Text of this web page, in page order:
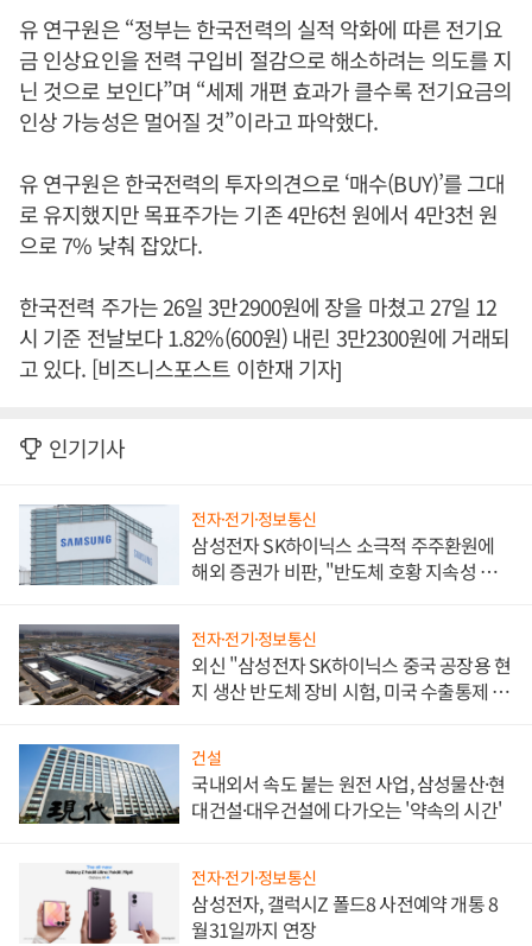
유 연구원은 “정부는 한국전력의 실적 악화에 따른 전기요
금 인상요인을 전력 구입비 절감으로 해소하려는 의도를 지
닌 것으로 보인다”며 “세제 개편 효과가 클수록 전기요금의
인상 가능성은 멀어질 것”이라고 파악했다.
유 연구원은 한국전력의 투자의견으로 ‘매수(BUY)’를 그대
로 유지했지만 목표주가는 기존 4만6천 원에서 4만3천 원
으로 7% 낮춰 잡았다.
한국전력 주가는 26일 3만2900원에 장을 마쳤고 27일 12
시 기준 전날보다 1.82%(600원) 내린 3만2300원에 거래되
고 있다. [비즈니스포스트 이한재 기자]
인기기사
전자·전기·정보통신
삼성전자 SK하이닉스 소극적 주주환원에
해외 증권가 비판, "반도체 호황 지속성 의
전자·전기·정보통신
외신 "삼성전자 SK하이닉스 중국 공장용 현
지 생산 반도체 장비 시험, 미국 수출통제 대
건설
국내외서 속도 붙는 원전 사업, 삼성물산·현
대건설·대우건설에 다가오는 '약속의 시간'
전자·전기·정보통신
삼성전자, 갤럭시Z 폴드8 사전예약 개통 8
월31일까지 연장